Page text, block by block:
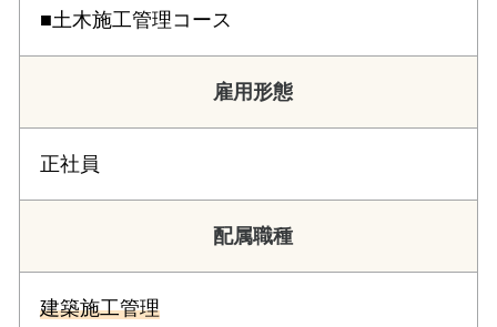
■土木施工管理コース
雇用形態
正社員
配属職種
建築施工管理